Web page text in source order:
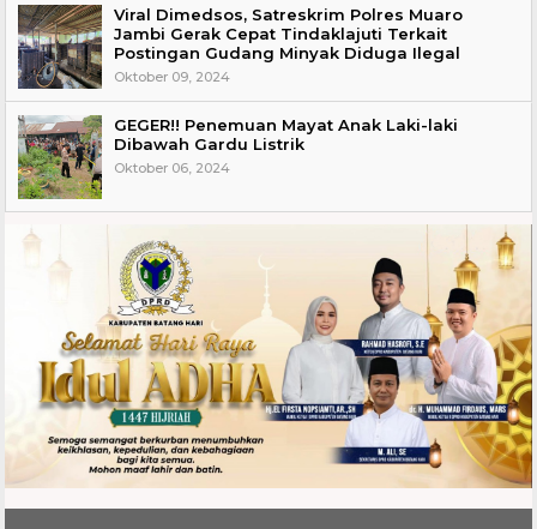
Viral Dimedsos, Satreskrim Polres Muaro
Jambi Gerak Cepat Tindaklajuti Terkait
Postingan Gudang Minyak Diduga Ilegal
Oktober 09, 2024
GEGER!! Penemuan Mayat Anak Laki-laki
Dibawah Gardu Listrik
Oktober 06, 2024